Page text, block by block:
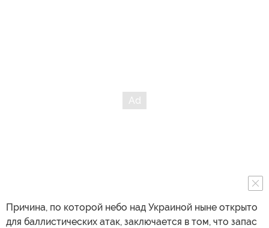
Причина, по которой небо над Украиной ныне открыто
для баллистических атак, заключается в том, что запас